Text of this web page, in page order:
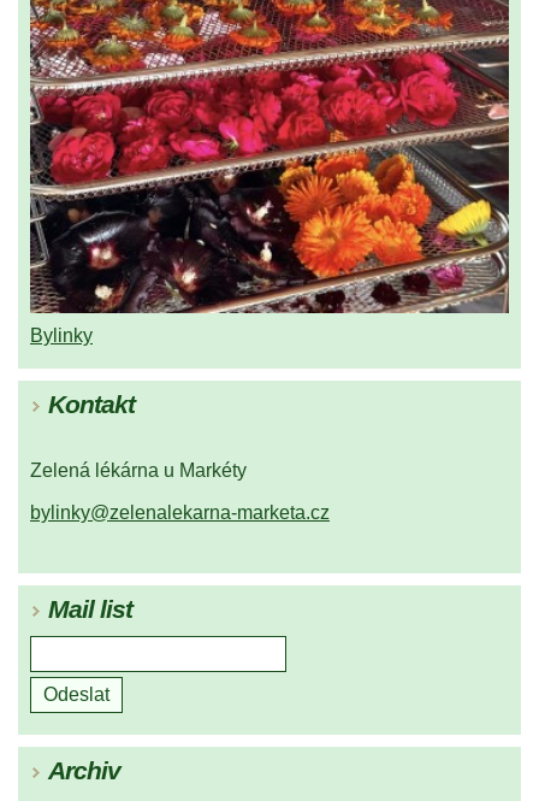
Bylinky
Kontakt
Zelená lékárna u Markéty
bylinky@zelenalekarna-marketa.cz
Mail list
Archiv